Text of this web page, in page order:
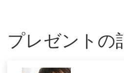
プレゼントの